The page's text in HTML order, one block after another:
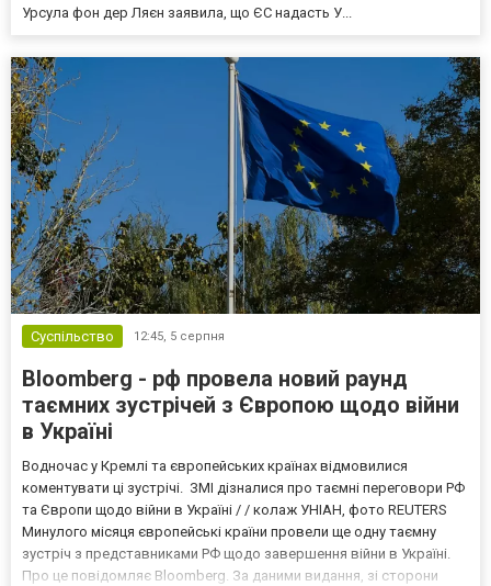
Урсула фон дер Ляєн заявила, що ЄС надасть У...
Суспільство 12:45, 5 серпня
Bloomberg - рф провела новий раунд
таємних зустрічей з Європою щодо війни
в Україні
Водночас у Кремлі та європейських країнах відмовилися
коментувати ці зустрічі. ЗМІ дізналися про таємні переговори РФ
та Європи щодо війни в Україні / / колаж УНІАН, фото REUTERS
Минулого місяця європейські країни провели ще одну таємну
зустріч з представниками РФ щодо завершення війни в Україні.
Про це повідомляє Bloomberg. За даними видання, зі сторони